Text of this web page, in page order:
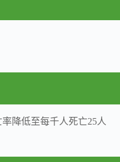
降低至每千人死亡25人